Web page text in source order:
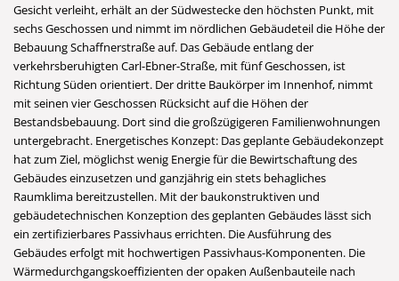
Gesicht verleiht, erhält an der Südwestecke den höchsten Punkt, mit
sechs Geschossen und nimmt im nördlichen Gebäudeteil die Höhe der
Bebauung Schaffnerstraße auf. Das Gebäude entlang der
verkehrsberuhigten Carl-Ebner-Straße, mit fünf Geschossen, ist
Richtung Süden orientiert. Der dritte Baukörper im Innenhof, nimmt
mit seinen vier Geschossen Rücksicht auf die Höhen der
Bestandsbebauung. Dort sind die großzügigeren Familienwohnungen
untergebracht. Energetisches Konzept: Das geplante Gebäudekonzept
hat zum Ziel, möglichst wenig Energie für die Bewirtschaftung des
Gebäudes einzusetzen und ganzjährig ein stets behagliches
Raumklima bereitzustellen. Mit der baukonstruktiven und
gebäudetechnischen Konzeption des geplanten Gebäudes lässt sich
ein zertifizierbares Passivhaus errichten. Die Ausführung des
Gebäudes erfolgt mit hochwertigen Passivhaus-Komponenten. Die
Wärmedurchgangskoeffizienten der opaken Außenbauteile nach